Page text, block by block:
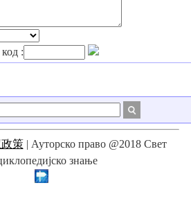
:
策| Ауторско право @2018 Свет
знање